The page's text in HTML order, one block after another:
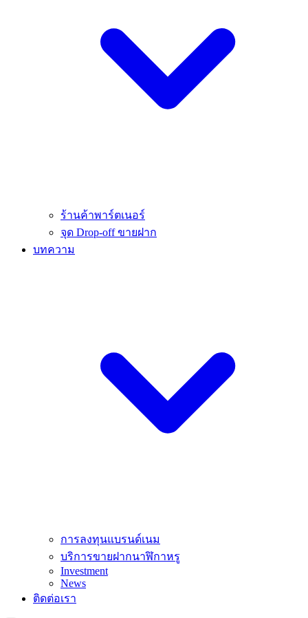
ร้านค้าพาร์ตเนอร์
จุด Drop-off ขายฝาก
บทความ
การลงทุนแบรนด์เนม
บริการขายฝากนาฬิกาหรู
Investment
News
ติดต่อเรา